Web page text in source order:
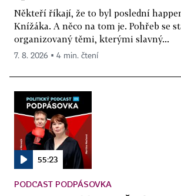
Někteří říkají, že to byl poslední
Knížáka. A něco na tom je. Pohřeb se
organizovaný těmi, kterými slavný...
7. 8. 2026 ▪ 4 min. čtení
55:23
PODCAST PODPÁSOVKA